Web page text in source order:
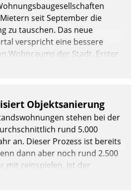
seit September die
zu tauschen. Das neue
verspricht eine bessere
Wohnraums der Stadt. Erster
Lösung API-Hub mit
Objektsanierung
stehen bei der
rund 5.000
an. Dieser Prozess ist bereits
dann aber noch rund 2.500
mit reinspielen, ist der
immens. Im